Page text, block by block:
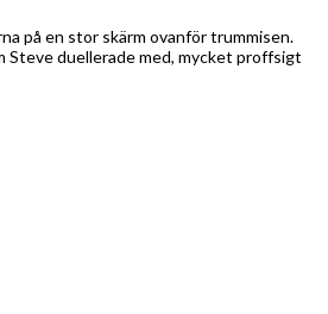
på en stor skärm ovanför trummisen.
Steve duellerade med, mycket proffsigt